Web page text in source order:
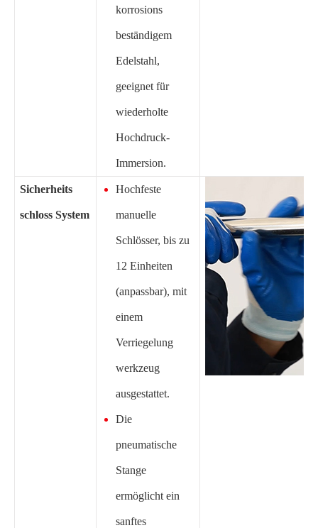
korrosions
beständigem
Edelstahl,
geeignet für
wiederholte
Hochdruck-
Immersion.
Sicherheits
schloss System
Hochfeste
manuelle
Schlösser, bis zu
12 Einheiten
(anpassbar), mit
einem
Verriegelung
werkzeug
ausgestattet.
Die
pneumatische
Stange
ermöglicht ein
sanftes